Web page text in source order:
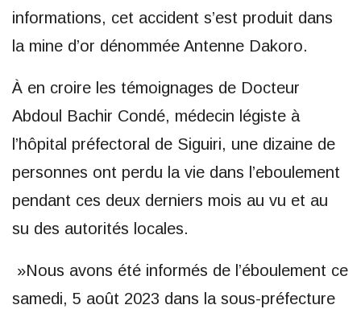
informations, cet accident s’est produit dans
la mine d’or dénommée Antenne Dakoro.
À en croire les témoignages de Docteur
Abdoul Bachir Condé, médecin légiste à
l’hôpital préfectoral de Siguiri, une dizaine de
personnes ont perdu la vie dans l’eboulement
pendant ces deux derniers mois au vu et au
su des autorités locales.
»Nous avons été informés de l’éboulement ce
samedi, 5 août 2023 dans la sous-préfecture